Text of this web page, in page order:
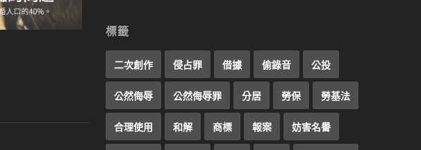
標籤
二次創作 侵占罪 借據 偷錄音 公投
公然侮辱 公然侮辱罪 分居 勞保 勞基法
合理使用 和解 商標 報案 妨害名譽